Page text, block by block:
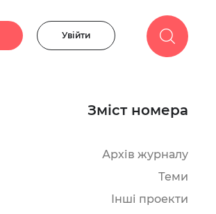
Увійти
Зміст номера
Архів журналу
Теми
Інші проекти